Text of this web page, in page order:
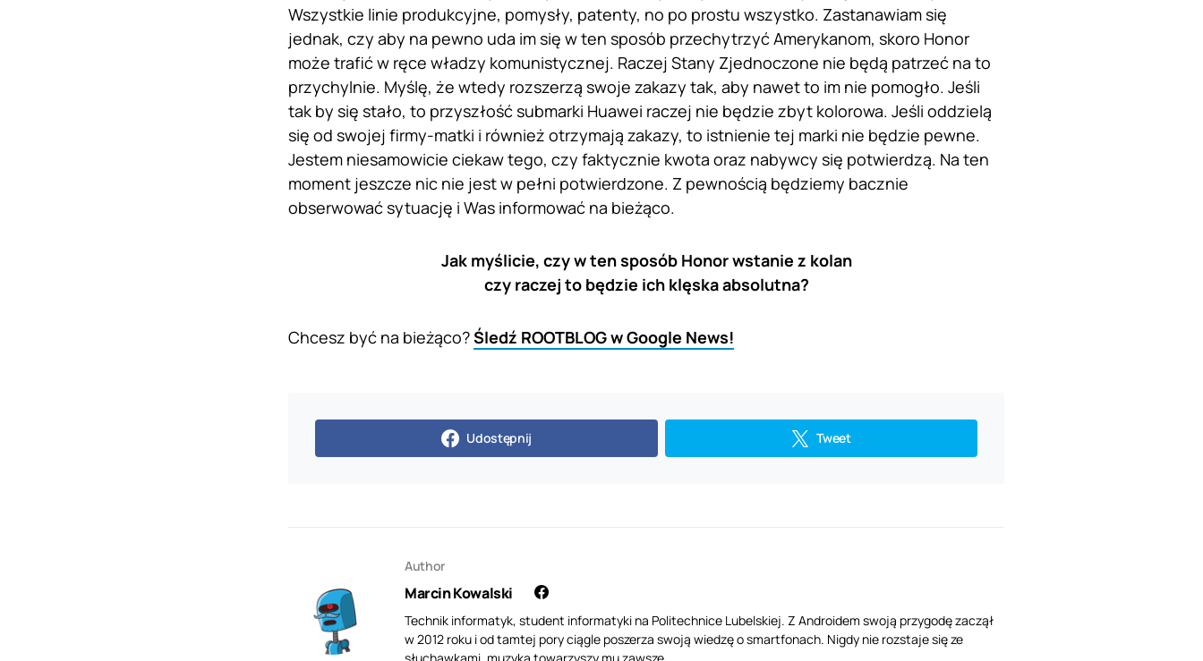
Wszystkie linie produkcyjne, pomysły, patenty, no po prostu wszystko. Zastanawiam się
jednak, czy aby na pewno uda im się w ten sposób przechytrzyć Amerykanom, skoro Honor
może trafić w ręce władzy komunistycznej. Raczej Stany Zjednoczone nie będą patrzeć na to
przychylnie. Myślę, że wtedy rozszerzą swoje zakazy tak, aby nawet to im nie pomogło. Jeśli
tak by się stało, to przyszłość submarki Huawei raczej nie będzie zbyt kolorowa. Jeśli oddzielą
się od swojej firmy-matki i również otrzymają zakazy, to istnienie tej marki nie będzie pewne.
Jestem niesamowicie ciekaw tego, czy faktycznie kwota oraz nabywcy się potwierdzą. Na ten
moment jeszcze nic nie jest w pełni potwierdzone. Z pewnością będziemy bacznie
obserwować sytuację i Was informować na bieżąco.
Jak myślicie, czy w ten sposób Honor wstanie z kolan
czy raczej to będzie ich klęska absolutna?
Chcesz być na bieżąco?Śledź ROOTBLOG w Google News!
Udostępnij Tweet
Author
Marcin Kowalski
Technik informatyk, student informatyki na Politechnice Lubelskiej. Z Androidem swoją przygodę zaczął
w 2012 roku i od tamtej pory ciągle poszerza swoją wiedzę o smartfonach. Nigdy nie rozstaje się ze